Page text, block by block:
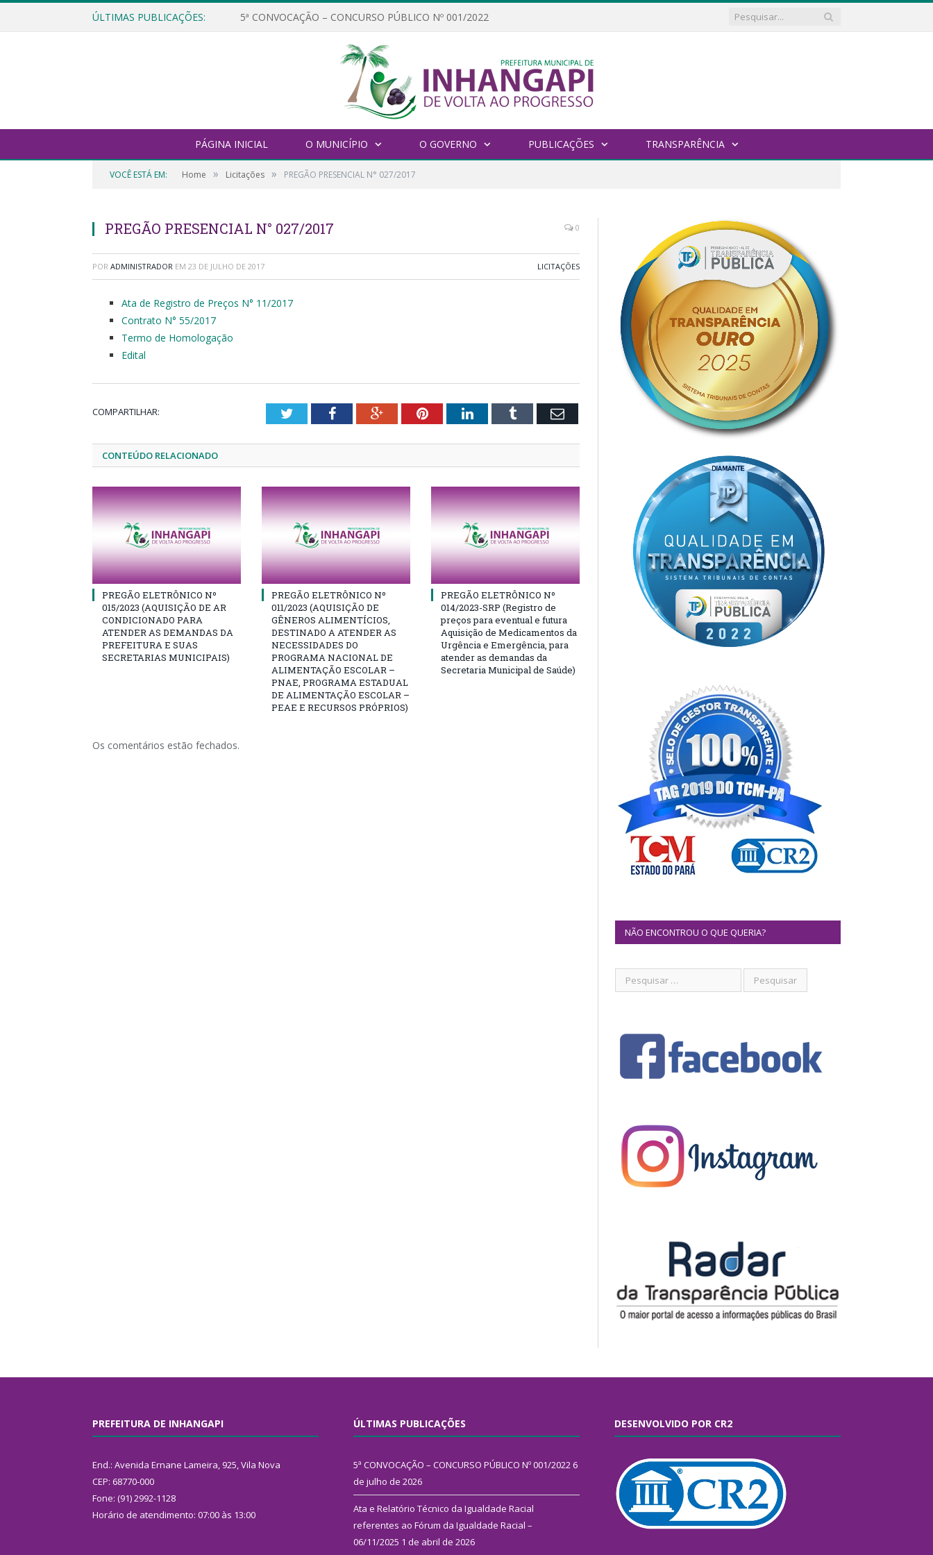
ÚLTIMAS PUBLICAÇÕES: 5ª CONVOCAÇÃO – CONCURSO PÚBLICO Nº 001/2022
PÁGINA INICIAL O MUNICÍPIO O GOVERNO PUBLICAÇÕES TRANSPARÊNCIA
VOCÊ ESTÁ EM: Home » Licitações » PREGÃO PRESENCIAL N° 027/2017
PREGÃO PRESENCIAL N° 027/2017 0
POR ADMINISTRADOR EM 23 DE JULHO DE 2017 LICITAÇÕES
Ata de Registro de Preços N° 11/2017
Contrato N° 55/2017
Termo de Homologação
Edital
COMPARTILHAR: TwitterFacebookGoogle+PinterestLinkedInTumblr Email
CONTEÚDO RELACIONADO
PREGÃO ELETRÔNICO Nº
015/2023 (AQUISIÇÃO DE AR
CONDICIONADO PARA
ATENDER AS DEMANDAS DA
PREFEITURA E SUAS
SECRETARIAS MUNICIPAIS)
PREGÃO ELETRÔNICO Nº
011/2023 (AQUISIÇÃO DE
GÊNEROS ALIMENTÍCIOS,
DESTINADO A ATENDER AS
NECESSIDADES DO
PROGRAMA NACIONAL DE
ALIMENTAÇÃO ESCOLAR –
PNAE, PROGRAMA ESTADUAL
DE ALIMENTAÇÃO ESCOLAR –
PEAE E RECURSOS PRÓPRIOS)
PREGÃO ELETRÔNICO Nº
014/2023-SRP (Registro de
preços para eventual e futura
Aquisição de Medicamentos da
Urgência e Emergência, para
atender as demandas da
Secretaria Municipal de Saúde)
Os comentários estão fechados.
NÃO ENCONTROU O QUE QUERIA?
PREFEITURA DE INHANGAPI
End.: Avenida Ernane Lameira, 925, Vila Nova
CEP: 68770-000
Fone: (91) 2992-1128
Horário de atendimento: 07:00 às 13:00
ÚLTIMAS PUBLICAÇÕES
5ª CONVOCAÇÃO – CONCURSO PÚBLICO Nº 001/2022 6
de julho de 2026
Ata e Relatório Técnico da Igualdade Racial
referentes ao Fórum da Igualdade Racial –
06/11/2025 1 de abril de 2026
DESENVOLVIDO POR CR2